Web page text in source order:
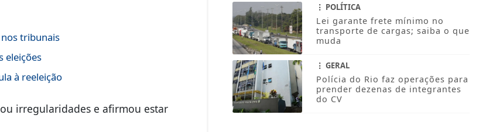
tribunais
eleições
à reeleição
irregularidades e afirmou estar
POLÍTICA
Lei garante frete mínimo no
transporte de cargas; saiba o que
muda
GERAL
Polícia do Rio faz operações para
prender dezenas de integrantes
do CV